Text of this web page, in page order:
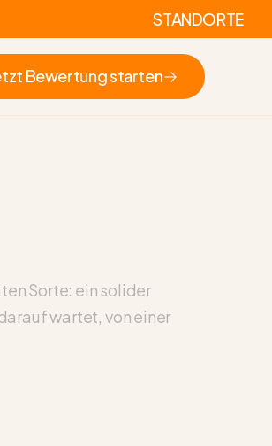
STANDORTE
Bewertung starten
Sorte: ein solider
wartet, von einer